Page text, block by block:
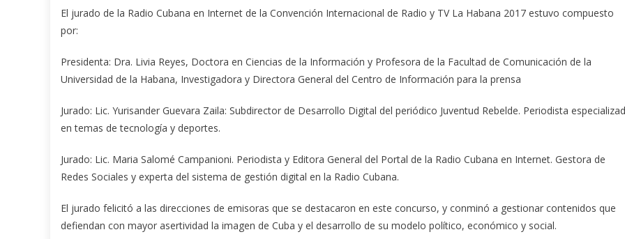
El jurado de la Radio Cubana en Internet de la Convención Internacional de Radio y TV La Habana 2017 estuvo compuesto
por:
Presidenta: Dra. Livia Reyes, Doctora en Ciencias de la Información y Profesora de la Facultad de Comunicación de la
Universidad de la Habana, Investigadora y Directora General del Centro de Información para la prensa
Jurado: Lic. Yurisander Guevara Zaila: Subdirector de Desarrollo Digital del periódico Juventud Rebelde. Periodista
en temas de tecnología y deportes.
Jurado: Lic. Maria Salomé Campanioni. Periodista y Editora General del Portal de la Radio Cubana en Internet. Gestora de
Redes Sociales y experta del sistema de gestión digital en la Radio Cubana.
El jurado felicitó a las direcciones de emisoras que se destacaron en este concurso, y conminó a gestionar contenidos que
defiendan con mayor asertividad la imagen de Cuba y el desarrollo de su modelo político, económico y social.